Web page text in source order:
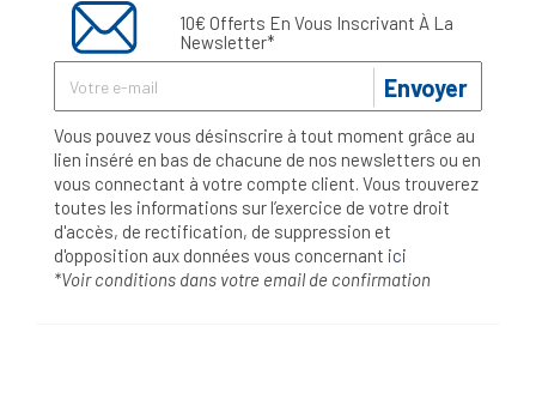
10€ Offerts En Vous Inscrivant À La
Newsletter*
Envoyer
Vous pouvez vous désinscrire à tout moment grâce au
lien inséré en bas de chacune de nos newsletters ou en
vous connectant à votre compte client. Vous trouverez
toutes les informations sur l’exercice de votre droit
d'accès, de rectification, de suppression et
d'opposition aux données vous concernant ici
*Voir conditions dans votre email de confirmation